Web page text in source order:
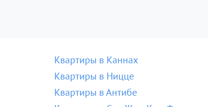
Квартиры в Каннах
Квартиры в Ницце
Квартиры в Антибе